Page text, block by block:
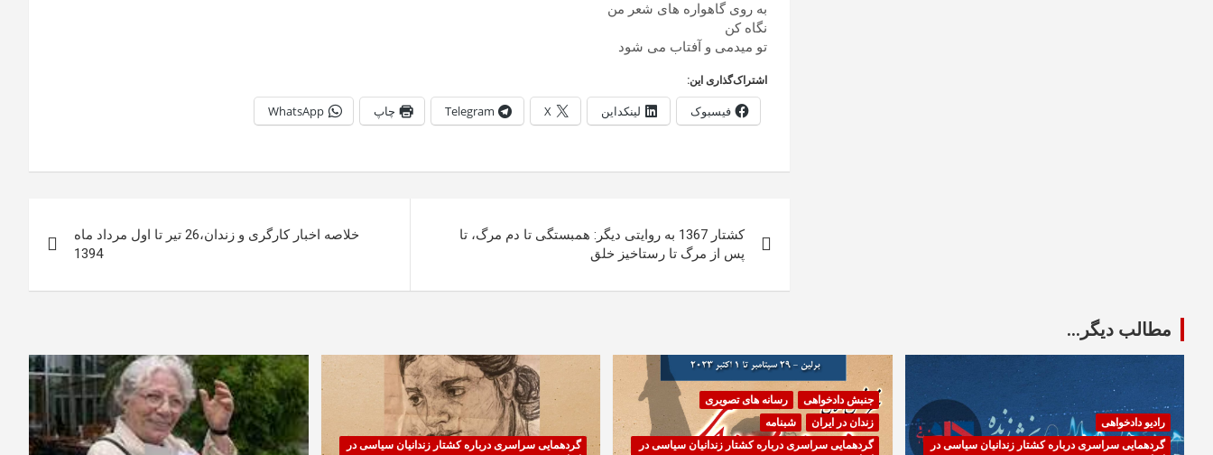
به روی گاهواره های شعر من
نگاه کن
تو میدمی و آفتاب می شود
اشتراک‌گذاری این:
فیسبوک لینکداین X
Telegram چاپ WhatsApp
نوشته
کشتار 1367 به روایتی دیگر: همبستگی تا دم مرگ، تا
پس از مرگ تا رستاخیز خلق
خلاصه اخبار کارگری و زندان،26 تیر تا اول مرداد ماه
1394
مطالب دیگر...
رادیو دادخواهی
گردهمایی سراسری درباره کشتار زندانیان سیاسی در
جنبش دادخواهی
رسانه های تصویری
زندان در ایران
شبنامه
گردهمایی سراسری درباره کشتار زندانیان سیاسی در
گردهمایی سراسری درباره کشتار زندانیان سیاسی در